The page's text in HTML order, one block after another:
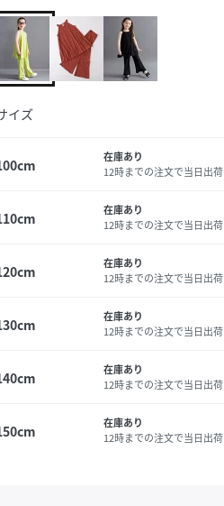
イズ
在庫あり
12時までの注文で当日出荷
在庫あり
12時までの注文で当日出荷
在庫あり
12時までの注文で当日出荷
在庫あり
12時までの注文で当日出荷
在庫あり
12時までの注文で当日出荷
在庫あり
12時までの注文で当日出荷